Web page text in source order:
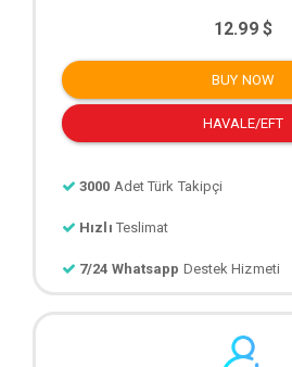
12.99 $
BUY NOW
HAVALE/EFT
3000 Adet Türk Takipçi
Hızlı Teslimat
7/24 Whatsapp